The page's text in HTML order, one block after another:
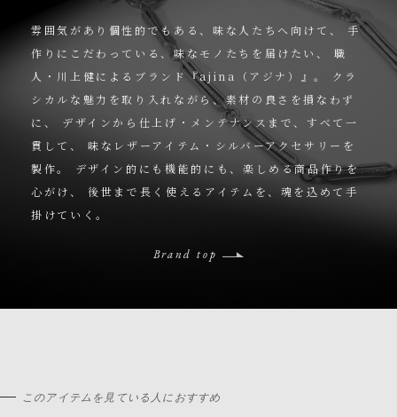
雰囲気があり個性的でもある、味な人たちへ向けて、
手
作りにこだわっている、味なモノたちを届けたい、
職
人・川上健によるブランド『ajina（アジナ）』。
クラ
シカルな魅力を取り入れながら、素材の良さを損なわず
に、
デザインから仕上げ・メンテナンスまで、すべて一
貫して、
味なレザーアイテム・シルバーアクセサリーを
製作。
デザイン的にも機能的にも、楽しめる商品作りを
心がけ、
後世まで長く使えるアイテムを、魂を込めて手
掛けていく。
Brand top
このアイテムを見ている人におすすめ